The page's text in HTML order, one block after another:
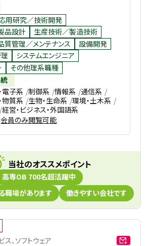
用研究／技術開発
品設計
生産技術／製造技術
質管理／メンテナンス
設備開発
システムエンジニア
その他理系職種
電子系 制御系 情報系 通信系
物質系 生物・生命系 環境・土木系
経営・ビジネス・外国語系
会員のみ閲覧可能
当社のオススメポイント
高専OB 700名超活躍中
職場があります
働きやすい会社です
、ソフトウェア